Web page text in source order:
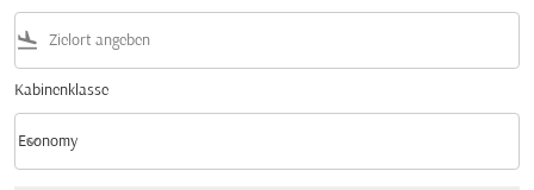
flight_land
Kabinenklasse
Kabinenklasse option Economy Selected
Economy
keyboard_arrow_down